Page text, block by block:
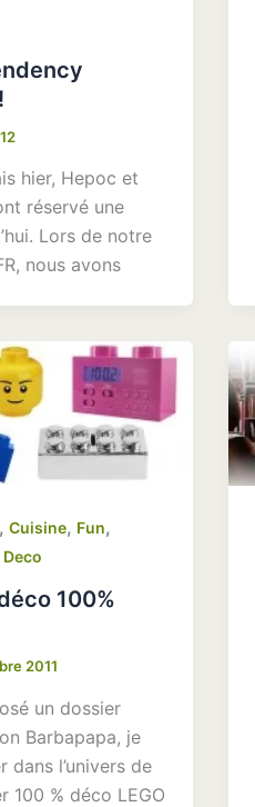
hier, Hepoc et
réservé une
Lors de notre
nous avons
, Cuisine, Fun,
100%
2011
un dossier
Barbapapa, je
l’univers de
100 % déco LEGO